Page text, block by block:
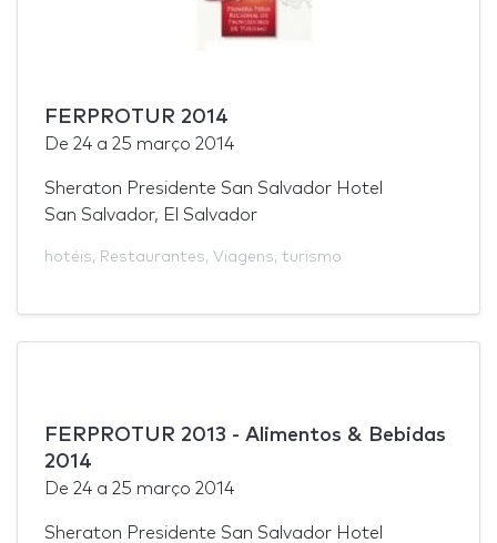
FERPROTUR 2014
De 24 a 25 março 2014
Sheraton Presidente San Salvador Hotel
San Salvador, El Salvador
hotéis, Restaurantes, Viagens, turismo
FERPROTUR 2013 - Alimentos & Bebidas
2014
De 24 a 25 março 2014
Sheraton Presidente San Salvador Hotel